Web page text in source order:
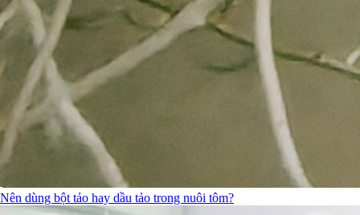
Nên dùng bột tảo hay dầu tảo trong nuôi tôm?